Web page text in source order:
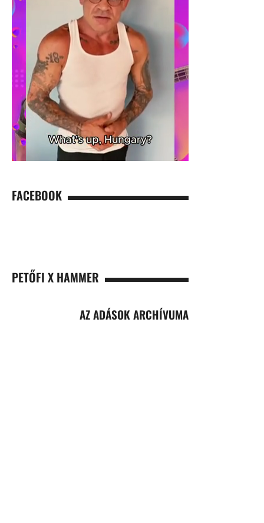
FACEBOOK
PETŐFI X HAMMER
AZ ADÁSOK ARCHÍVUMA